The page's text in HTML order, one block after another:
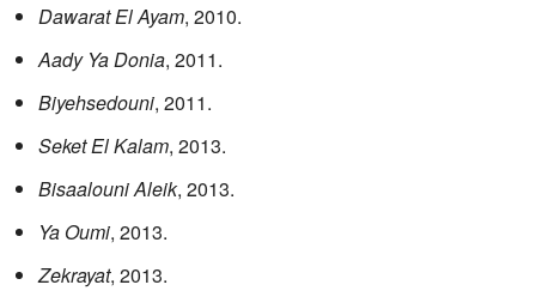
Dawarat El Ayam, 2010.
Aady Ya Donia, 2011.
Biyehsedouni, 2011.
Seket El Kalam, 2013.
Bisaalouni Aleik, 2013.
Ya Oumi, 2013.
Zekrayat, 2013.